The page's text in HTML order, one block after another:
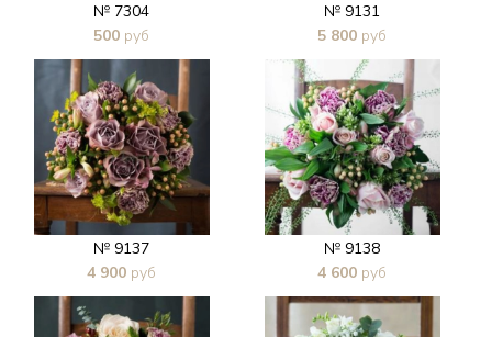
№ 7304
500 руб
В 1 клик
№ 9131
5 800 руб
В 1 клик
№ 9137
4 900 руб
№ 9138
4 600 руб
В 1 клик